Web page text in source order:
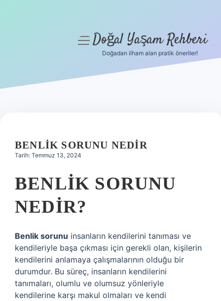
Hakkımızda
menüyüDoğal Yaşam Rehberi
Doğadan ilham alan pratik öneriler!
BENLIK SORUNU NEDIR
Tarih: Temmuz 13, 2024
BENLIK SORUNU
NEDIR?
Benlik sorunu insanların kendilerini tanıması ve
kendileriyle başa çıkması için gerekli olan, kişilerin
kendilerini anlamaya çalışmalarının olduğu bir
durumdur. Bu süreç, insanların kendilerini
tanımaları, olumlu ve olumsuz yönleriyle
kendilerine karşı makul olmaları ve kendi